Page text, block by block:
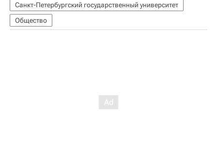
Санкт-Петербургский государственный университет
Общество